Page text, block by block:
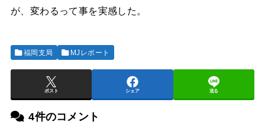
が、変わるって事を実感した。
福岡支局 MJレポート
ポスト シェア 送る
4件のコメント